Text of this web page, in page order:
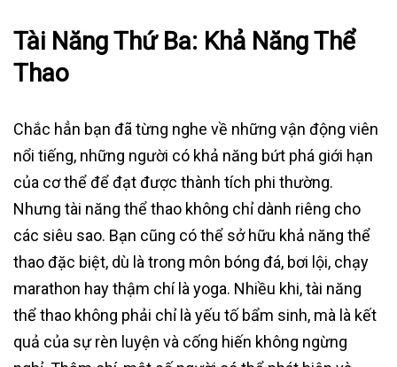
Tài Năng Thứ Ba: Khả Năng Thể
Thao
Chắc hẳn bạn đã từng nghe về những vận động viên
nổi tiếng, những người có khả năng bứt phá giới hạn
của cơ thể để đạt được thành tích phi thường.
Nhưng tài năng thể thao không chỉ dành riêng cho
các siêu sao. Bạn cũng có thể sở hữu khả năng thể
thao đặc biệt, dù là trong môn bóng đá, bơi lội, chạy
marathon hay thậm chí là yoga. Nhiều khi, tài năng
thể thao không phải chỉ là yếu tố bẩm sinh, mà là kết
quả của sự rèn luyện và cống hiến không ngừng